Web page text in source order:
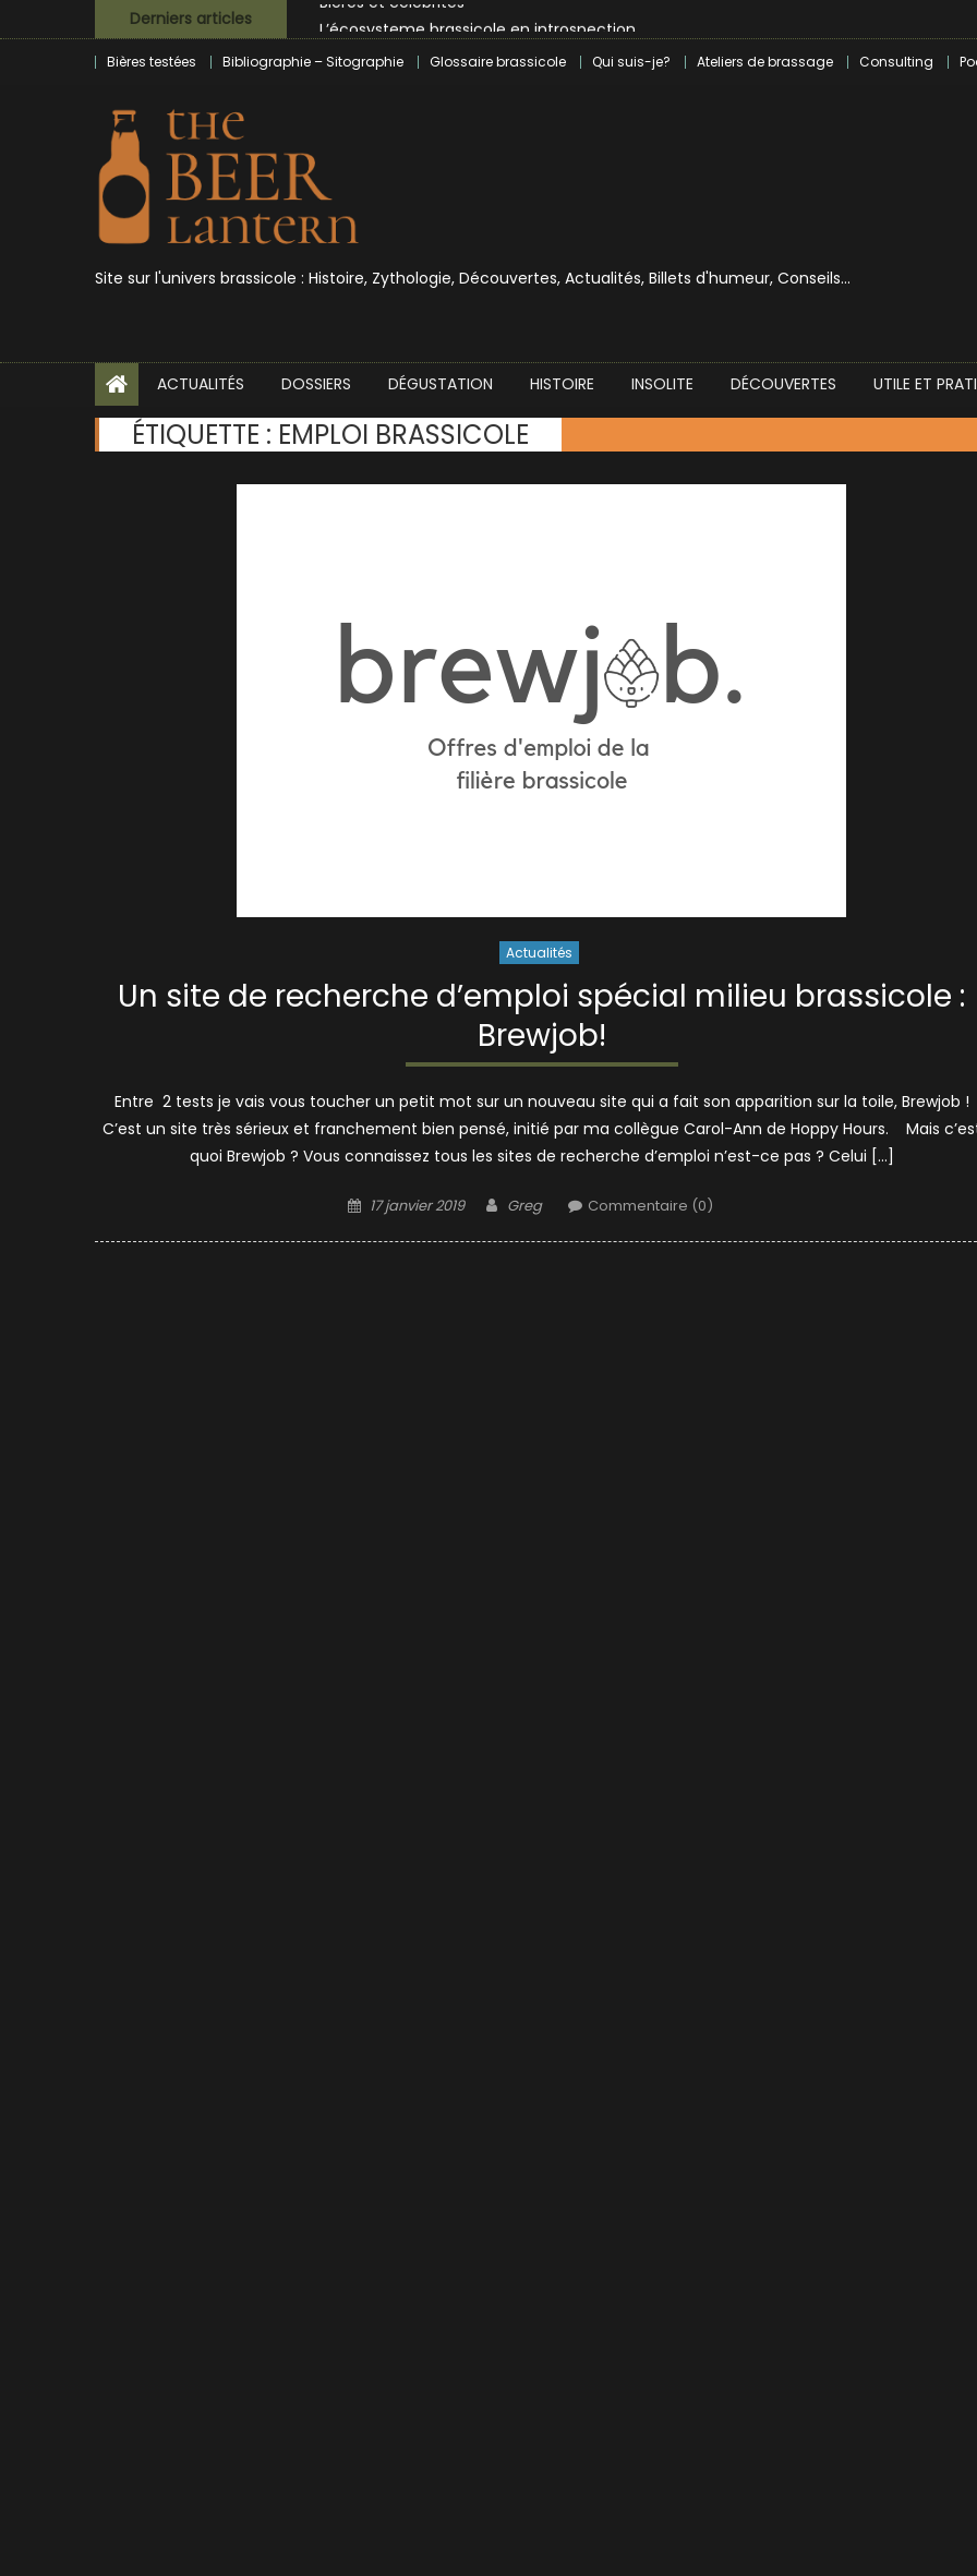
to
Derniers articles
L’écosysteme brassicole en introspection
Zoumaï : pionnier de la révolution craft à Marseille
L’intelligence artificielle dans le milieu brassicole
Bières testées Bibliographie – Sitographie Glossaire brassicole Qui suis-je? Ateliers de brassage Consulting
Site sur l'univers brassicole : Histoire, Zythologie, Découvertes, Actualités, Billets d'humeur, Conseils…
ACTUALITÉS DOSSIERS DÉGUSTATION HISTOIRE INSOLITE DÉCOUVERTES UTILE ET
ÉTIQUETTE : EMPLOI BRASSICOLE
Actualités
Un site de recherche d’emploi spécial milieu brassicole :
Brewjob!
Entre 2 tests je vais vous toucher un petit mot sur un nouveau site qui a fait son apparition sur la toile, Brewjob !
C’est un site très sérieux et franchement bien pensé, initié par ma collègue Carol-Ann de Hoppy Hours. Mais
quoi Brewjob ? Vous connaissez tous les sites de recherche d’emploi n’est-ce pas ? Celui […]
Posted
17 janvier 2019 Author
Greg Commentaire (0)